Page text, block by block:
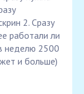
2. Сразу
работали ли
неделю 2500
и больше)